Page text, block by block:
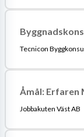
Tecnicon
Åmål:
Jobbakuten Väst AB